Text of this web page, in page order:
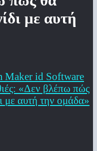
με αυτή
Maker id Software
«Δεν βλέπω πώς
με αυτή την ομάδα»